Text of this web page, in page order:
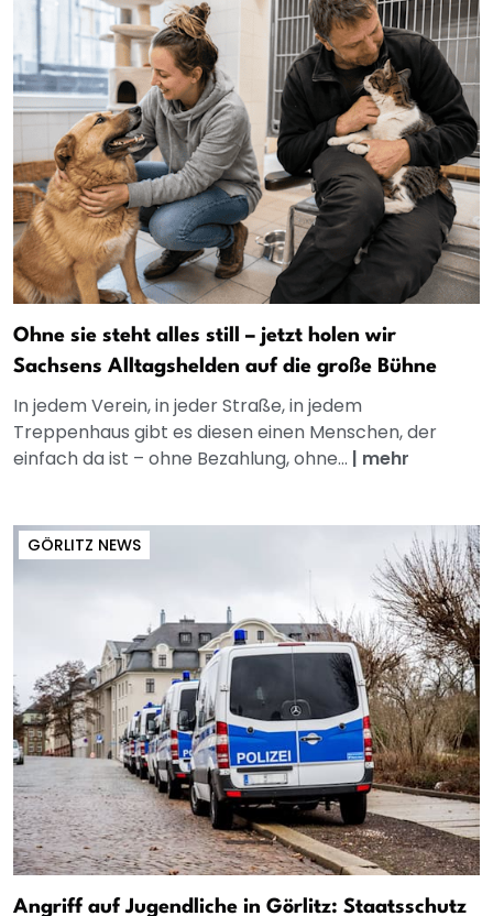
Ohne sie steht alles still – jetzt holen wir
Sachsens Alltagshelden auf die große Bühne
In jedem Verein, in jeder Straße, in jedem
Treppenhaus gibt es diesen einen Menschen, der
einfach da ist – ohne Bezahlung, ohne... | mehr
GÖRLITZ NEWS
Angriff auf Jugendliche in Görlitz: Staatsschutz